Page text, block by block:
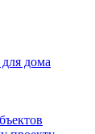
дома